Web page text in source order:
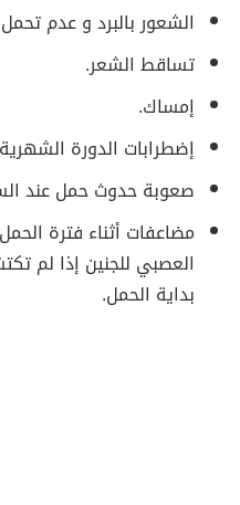
الشعور بالبرد و عدم
تساقط الشعر.
إمساك.
إضطرابات الدورة
صعوبة حدوث حمل عند
مضاعفات أثناء فترة
العصبي للجنين إذا لم
بداية الحمل.